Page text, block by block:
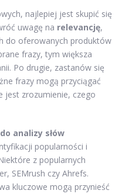
najlepiej jest skupić się
uwagę na relevancję,
do oferowanych produktów
frazy, tym większa
Po drugie, zastanów się
frazy mogą przyciągać
jest zrozumienie, czego
analizy słów
popularności i
z popularnych
SEMrush czy Ahrefs.
kluczowe mogą przynieść